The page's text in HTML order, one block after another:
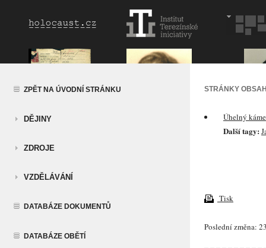
ZPĚT NA ÚVODNÍ STRÁNKU
DĚJINY
ZDROJE
VZDĚLÁVÁNÍ
DATABÁZE DOKUMENTŮ
DATABÁZE OBĚTÍ
STRÁNKY
Úhelný
Další tagy:
Tisk
Poslední změna: